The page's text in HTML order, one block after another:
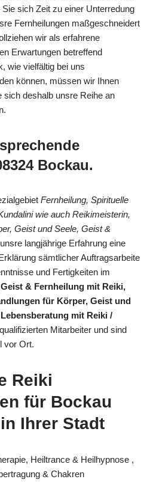
sich Zeit zu einer Unterredung
Fernheilungen maßgeschneidert
wir als erfahrene
Erwartungen betreffend
wie vielfältig bei uns
können, müssen wir Ihnen
sich deshalb unsre Reihe an
Bockau.
Fernheilung, Spirituelle
wie auch Reikimeisterin,
Geist und Seele, Geist &
langjährige Erfahrung eine
sämtlicher Auftragsarbeite
und Fertigkeiten im
& Fernheilung mit Reiki,
für Körper, Geist und
mit Reiki /
Mitarbeiter und sind
vor Ort.
Reiki
für Bockau
Ihrer Stadt
Heiltrance & Heilhypnose ,
& Chakren